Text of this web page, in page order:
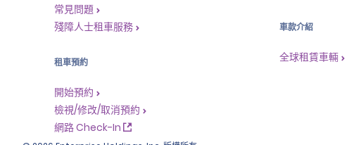
常見問題
殘障人士租車服務
租車預約
開始預約
檢視/修改/取消預約
網路 Check-In
車款介紹
全球租賃車輛